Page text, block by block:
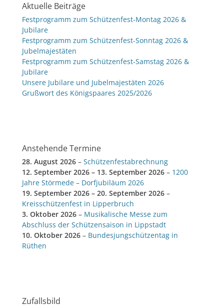
Aktuelle Beiträge
Festprogramm zum Schützenfest-Montag 2026 &
Jubilare
Festprogramm zum Schützenfest-Sonntag 2026 &
Jubelmajestäten
Festprogramm zum Schützenfest-Samstag 2026 &
Jubilare
Unsere Jubilare und Jubelmajestäten 2026
Grußwort des Königspaares 2025/2026
Anstehende Termine
28. August 2026 – Schützenfestabrechnung
12. September 2026 – 13. September 2026 – 1200
Jahre Störmede – Dorfjubiläum 2026
19. September 2026 – 20. September 2026 –
Kreisschützenfest in Lipperbruch
3. Oktober 2026 – Musikalische Messe zum
Abschluss der Schützensaison in Lippstadt
10. Oktober 2026 – Bundesjungschützentag in
Rüthen
Zufallsbild